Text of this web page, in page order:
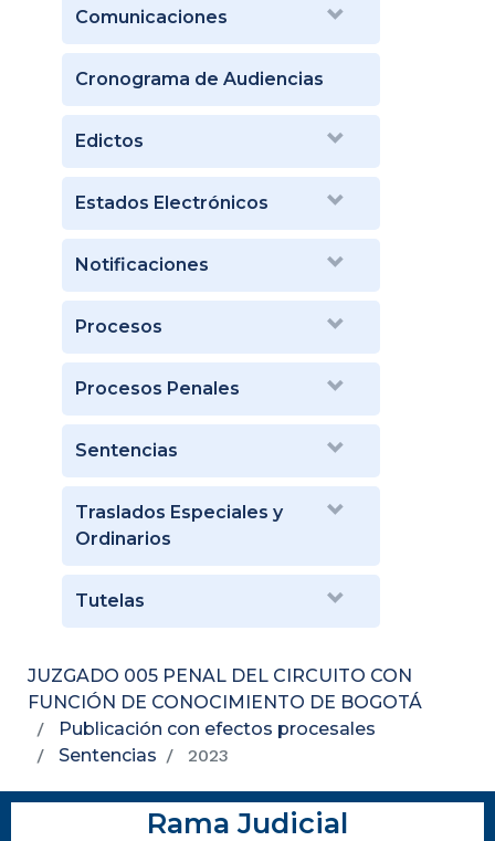
Comunicaciones
Cronograma de Audiencias
Edictos
Estados Electrónicos
Notificaciones
Procesos
Procesos Penales
Sentencias
Traslados Especiales y
Ordinarios
Tutelas
JUZGADO 005 PENAL DEL CIRCUITO CON
FUNCIÓN DE CONOCIMIENTO DE BOGOTÁ
Publicación con efectos procesales
Sentencias
2023
Rama Judicial